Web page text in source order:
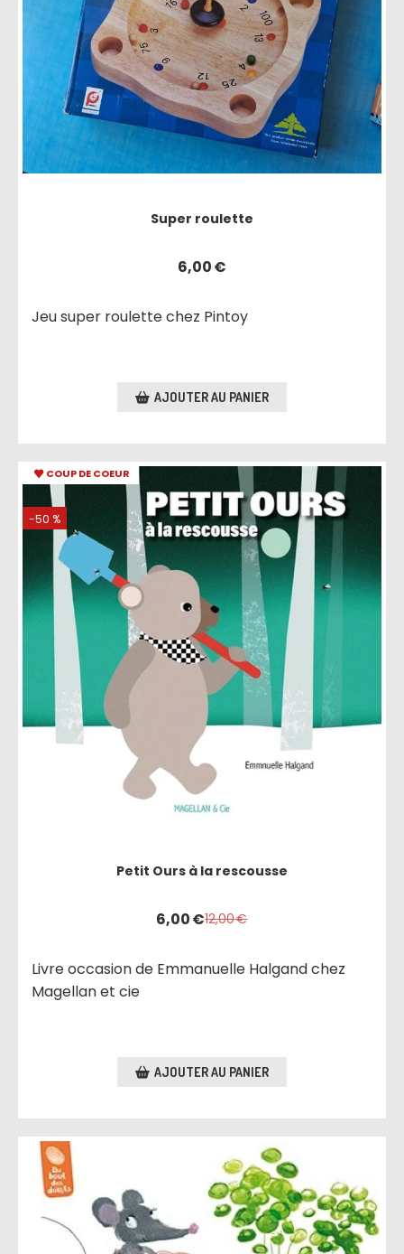
Super roulette
6,00€
Jeu super roulette chez Pintoy
AJOUTER AU PANIER
COUP DE COEUR
-50 %
Petit Ours à la rescousse
6,00€12,00€
Livre occasion de Emmanuelle Halgand chez
Magellan et cie
AJOUTER AU PANIER